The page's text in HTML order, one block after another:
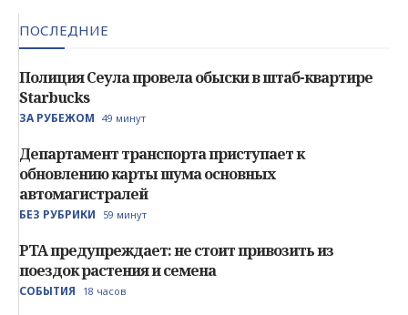
ПОСЛЕДНИЕ
Полиция Сеула провела обыски в штаб-квартире
Starbucks
ЗА РУБЕЖОМ 49 минут
Департамент транспорта приступает к
обновлению карты шума основных
автомагистралей
БЕЗ РУБРИКИ 59 минут
PTA предупреждает: не стоит привозить из
поездок растения и семена
СОБЫТИЯ 18 часов